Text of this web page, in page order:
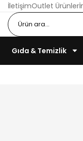
İletişimOutlet Ürünler
Gıda & Temizlik